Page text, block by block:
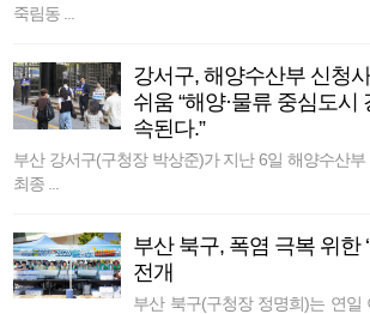
죽림동 ...
강서구, 해양수산부 신청
쉬움 “해양·물류 중심도시
속된다.”
부산 강서구(구청장 박상준)가 지난 6일 해양수산
최종 ...
부산 북구, 폭염 극복 위한
전개
부산 북구(구청장 정명희)는 연일